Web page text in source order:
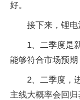
好。
接下来，锂电
1、二季度是
能够符合市场预期
2、二季度，
主线大概率会回